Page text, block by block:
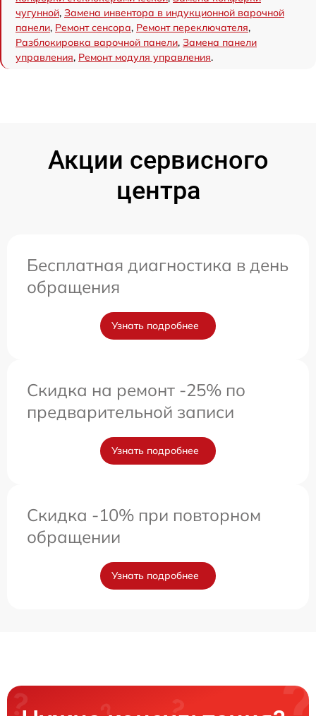
чугунной, Замена инвентора в индукционной варочной
панели, Ремонт сенсора, Ремонт переключателя,
Разблокировка варочной панели, Замена панели
управления, Ремонт модуля управления.
Акции сервисного
центра
Бесплатная диагностика в день
обращения
Узнать подробнее
Скидка на ремонт -25% по
предварительной записи
Узнать подробнее
Скидка -10% при повторном
обращении
Узнать подробнее